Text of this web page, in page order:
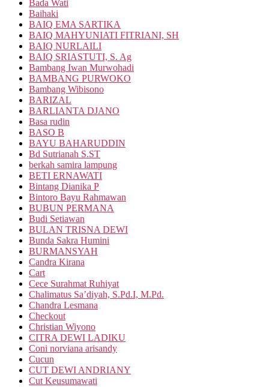
Bada Wati
Baihaki
BAIQ EMA SARTIKA
BAIQ MAHYUNIATI FITRIANI, SH
BAIQ NURLAILI
BAIQ SRIASTUTI, S. Ag
Bambang Iwan Murwohadi
BAMBANG PURWOKO
Bambang Wibisono
BARIZAL
BARLIANTA DJANO
Basa rudin
BASO B
BAYU BAHARUDDIN
Bd Sutrianah S.ST
berkah samira lampung
BETI ERNAWATI
Bintang Dianika P
Bintoro Bayu Rahmawan
BUBUN PERMANA
Budi Setiawan
BULAN TRISNA DEWI
Bunda Sakra Humini
BURMANSYAH
Candra Kirana
Cart
Cece Surahmat Ruhiyat
Chalimatus Sa’diyah, S.Pd.I, M.Pd.
Chandra Lesmana
Checkout
Christian Wiyono
CITRA DEWI LADIKU
Coni norviana arisandy
Cucun
CUT DEWI ANDRIANY
Cut Keusumawati